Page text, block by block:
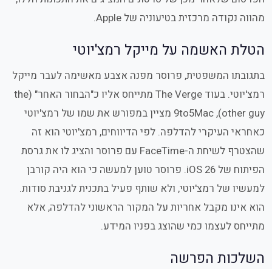
מהווה נקודה מרכזית בטיעוניה של Apple.
הטלת האשמה על מייקל רמצ'יוטי
בתגובתו המשפטית, פרוסר מפנה אצבע מאשימה לעבר מייקל
רמצ'יוטי. בעוד The Verge מתייחס אליו כ"הבחור האחר" (the
other guy), 9to5Mac מציין במפורש את שמו של רמצ'יוטי
כאחראי העיקרי להדלפה. לפי הדיווחים, רמצ'יוטי הוא זה
שהצטרף לשיחת ה-FaceTime עם פרוסר והציג לו את גרסת
הפיתוח של iOS 26. פרוסר טוען למעשה כי הוא היה קורבן
למעשיו של רמצ'יוטי, ולא שותף פעיל בתכנית לגניבת סודות.
הוא אינו מקבל אחריות על המקור הראשוני להדלפה, אלא
מתייחס לעצמו כמי שהוצג בפניו המידע.
השלכות הפרשה